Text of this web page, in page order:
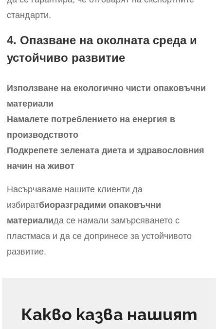
стандарти.
4. Опазване на околната среда и
устойчиво развитие
Използване на екологично чисти опаковъчни
материали
Намалете потреблението на енергия в
производството
Подкрепете зелената диета и здравословния
начин на живот
Насърчаваме нашите клиенти да
избиратбиоразградими опаковъчни
материалида се намали замърсяването с
пластмаса и да се допринесе за устойчивото
развитие.
Какво казва нашият